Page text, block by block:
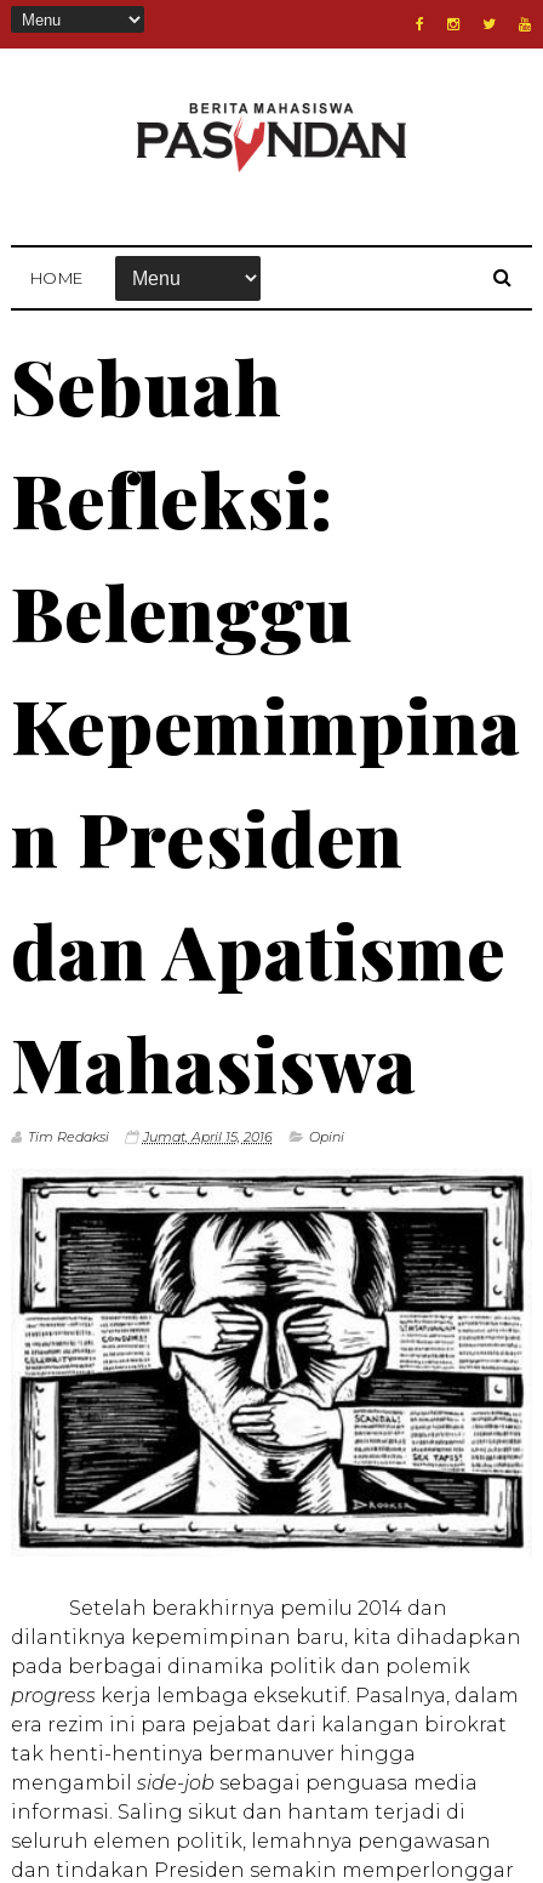
HOME
Sebuah
Refleksi:
Belenggu
Kepemimpina
n Presiden
dan Apatisme
Mahasiswa
Tim Redaksi Jumat, April 15, 2016 Opini
Setelah berakhirnya pemilu 2014 dan
dilantiknya kepemimpinan baru, kita dihadapkan
pada berbagai dinamika politik dan polemik
progress kerja lembaga eksekutif. Pasalnya, dalam
era rezim ini para pejabat dari kalangan birokrat
tak henti-hentinya bermanuver hingga
mengambil side-job sebagai penguasa media
informasi. Saling sikut dan hantam terjadi di
seluruh elemen politik, lemahnya pengawasan
dan tindakan Presiden semakin memperlonggar